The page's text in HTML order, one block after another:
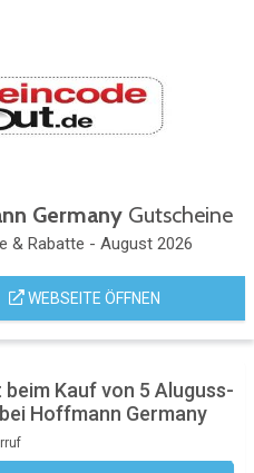
GermanyGutscheine
& Rabatte - August 2026
WEBSEITE ÖFFNEN
beim Kauf von 5 Aluguss-
Hoffmann Germany